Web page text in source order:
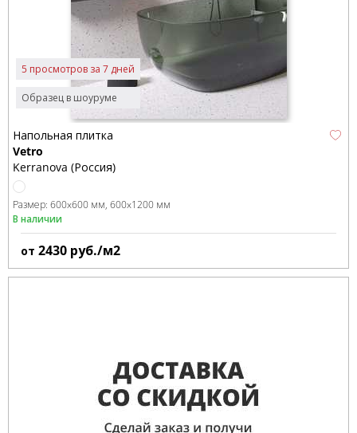
Образец в шоуруме
5 просмотров за 7 дней
Напольная плитка
Vetro
Kerranova (Россия)
Размер: 600x600 мм 600x1200 мм
В наличии
от 2430 руб./м2